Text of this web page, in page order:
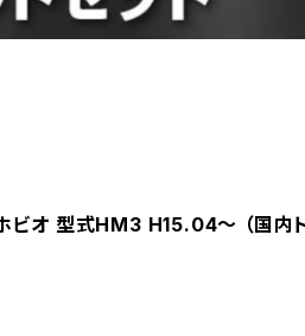
ビオ 型式HM3 H15.04～ （国内